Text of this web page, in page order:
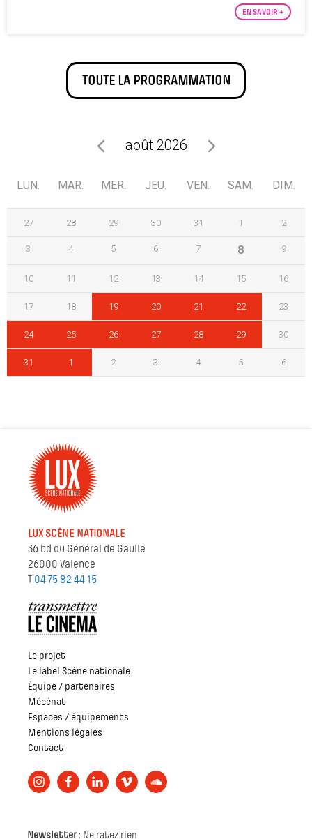
EN SAVOIR +
TOUTE LA PROGRAMMATION
août 2026
LUN. MAR. MER. JEU. VEN. SAM. DIM.
27 28 29 30 31 1 2
3 4 5 6 7 8 9
10 11 12 13 14 15 16
17 18 19 20 21 22 23
24 25 26 27 28 29 30
31 1 2 3 4 5 6
LUX SCÈNE NATIONALE
36 bd du Général de Gaulle
26000 Valence
T 04 75 82 44 15
Le projet
Le label Scène nationale
Équipe / partenaires
Mécénat
Espaces / équipements
Mentions légales
Contact
Newsletter: Ne ratez rien